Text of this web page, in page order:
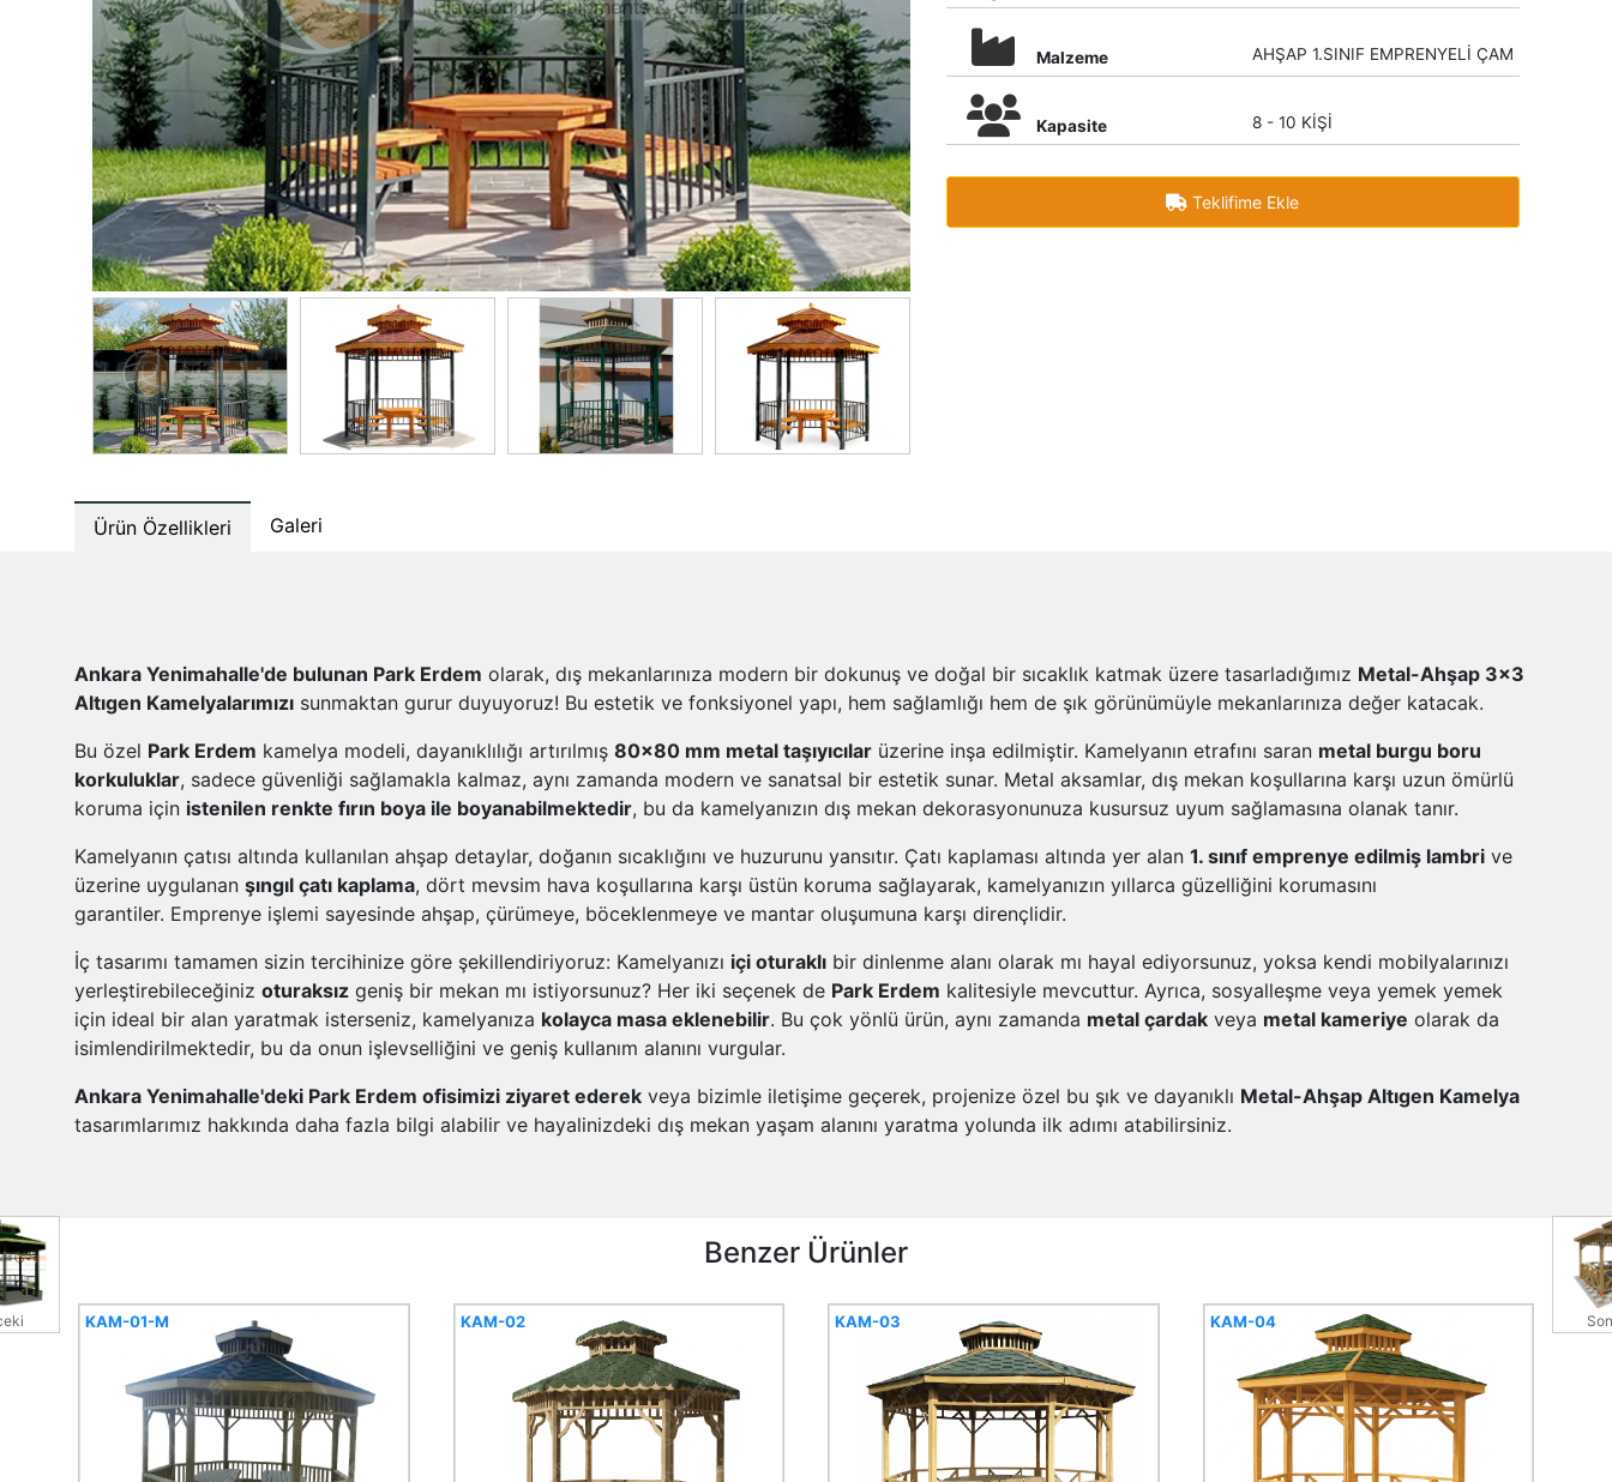
Malzeme AHŞAP 1.SINIF EMPRENYELİ ÇAM
Kapasite 8 - 10 KİŞİ
Teklifime Ekle
Ürün Özellikleri Galeri
Ankara Yenimahalle'de bulunan Park Erdem olarak, dış mekanlarınıza modern bir dokunuş ve doğal bir sıcaklık katmak üzere tasarladığımız Metal-Ahşap 3x3
Altıgen Kamelyalarımızı sunmaktan gurur duyuyoruz! Bu estetik ve fonksiyonel yapı, hem sağlamlığı hem de şık görünümüyle mekanlarınıza değer katacak.
Bu özel Park Erdem kamelya modeli, dayanıklılığı artırılmış 80x80 mm metal taşıyıcılar üzerine inşa edilmiştir. Kamelyanın etrafını saran metal burgu boru
korkuluklar, sadece güvenliği sağlamakla kalmaz, aynı zamanda modern ve sanatsal bir estetik sunar. Metal aksamlar, dış mekan koşullarına karşı uzun ömürlü
koruma için istenilen renkte fırın boya ile boyanabilmektedir, bu da kamelyanızın dış mekan dekorasyonunuza kusursuz uyum sağlamasına olanak tanır.
Kamelyanın çatısı altında kullanılan ahşap detaylar, doğanın sıcaklığını ve huzurunu yansıtır. Çatı kaplaması altında yer alan 1. sınıf emprenye edilmiş lambri ve
üzerine uygulanan şıngıl çatı kaplama, dört mevsim hava koşullarına karşı üstün koruma sağlayarak, kamelyanızın yıllarca güzelliğini korumasını
garantiler. Emprenye işlemi sayesinde ahşap, çürümeye, böceklenmeye ve mantar oluşumuna karşı dirençlidir.
İç tasarımı tamamen sizin tercihinize göre şekillendiriyoruz: Kamelyanızı içi oturaklı bir dinlenme alanı olarak mı hayal ediyorsunuz, yoksa kendi mobilyalarınızı
yerleştirebileceğiniz oturaksız geniş bir mekan mı istiyorsunuz? Her iki seçenek de Park Erdem kalitesiyle mevcuttur. Ayrıca, sosyalleşme veya yemek yemek
için ideal bir alan yaratmak isterseniz, kamelyanıza kolayca masa eklenebilir. Bu çok yönlü ürün, aynı zamanda metal çardak veya metal kameriye olarak da
isimlendirilmektedir, bu da onun işlevselliğini ve geniş kullanım alanını vurgular.
Ankara Yenimahalle'deki Park Erdem ofisimizi ziyaret ederek veya bizimle iletişime geçerek, projenize özel bu şık ve dayanıklı Metal-Ahşap Altıgen Kamelya
tasarımlarımız hakkında daha fazla bilgi alabilir ve hayalinizdeki dış mekan yaşam alanını yaratma yolunda ilk adımı atabilirsiniz.
Benzer Ürünler
KAM-01-M KAM-02 KAM-03 KAM-04